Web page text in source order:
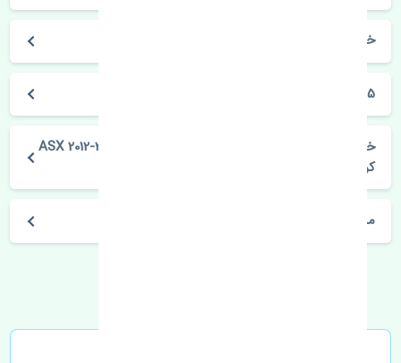
خودروسازی میتسوبیشی
ASX 2012-2015
خرید سیبک طبق جلو راست میتسوبیشی ASX 2012-2015 CTR
کره
مشخصات فنی اتومبیل